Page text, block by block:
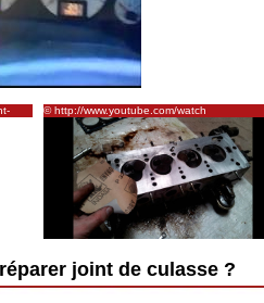
© http://www.youtube.com/watch
joint de culasse ?